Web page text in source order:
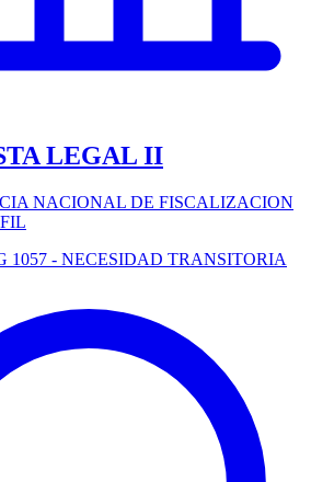
LEGAL II
NACIONAL DE FISCALIZACION
1057 - NECESIDAD TRANSITORIA